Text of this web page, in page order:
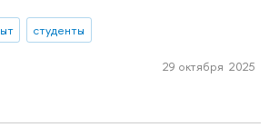
студенты
29 октября 2025